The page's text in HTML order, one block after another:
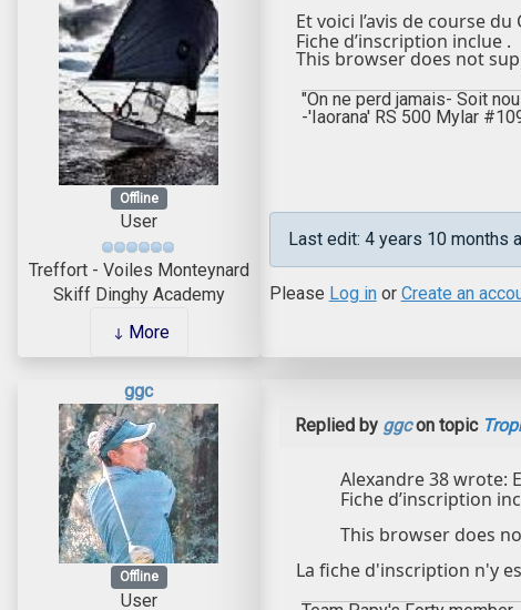
Offline
User
Treffort - Voiles Monteynard
Skiff Dinghy Academy
More
Et voici l’avis de course du
Fiche d’inscription inclue .
This browser does not
"On ne perd jamais- Soit
-'Iaorana' RS 500 Mylar
Last edit: 4 years 10 months
Please Log inor Create an
ggc
Offline
User
Replied by ggcon topic
Alexandre 38 wrote:
Fiche d’inscription
This browser does
La fiche d'inscription n'y